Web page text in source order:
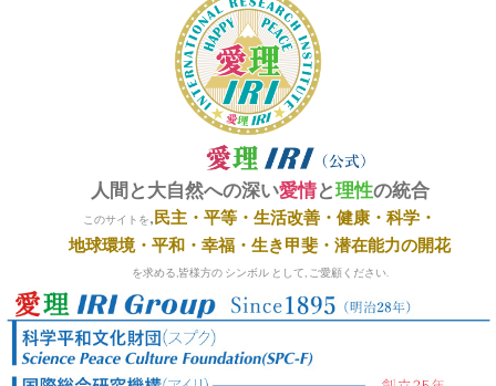
人間と大自然への深い愛情と理性の統合
このサイトを,民主・平等・ 生活改善・健康・科学・
地球環境・平和・幸福・生き甲斐・ 潜在能力の開花
を求める,皆様方の シンボル として, ご愛顧ください.